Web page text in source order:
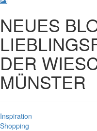
NEUES
DER
MÜNSTER
Inspiration
Shopping